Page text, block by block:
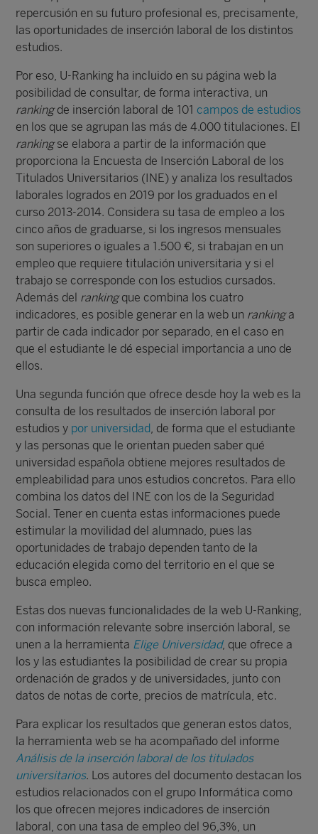
repercusión en su futuro profesional es, precisamente,
las oportunidades de inserción laboral de los distintos
estudios.
Por eso, U-Ranking ha incluido en su página web la
posibilidad de consultar, de forma interactiva, un
rankingde inserción laboral de 101 campos de estudios
en los que se agrupan las más de 4.000 titulaciones. El
rankingse elabora a partir de la información que
proporciona la Encuesta de Inserción Laboral de los
Titulados Universitarios (INE) y analiza los resultados
laborales logrados en 2019 por los graduados en el
curso 2013-2014. Considera su tasa de empleo a los
cinco años de graduarse, si los ingresos mensuales
son superiores o iguales a 1.500 €, si trabajan en un
empleo que requiere titulación universitaria y si el
trabajo se corresponde con los estudios cursados.
Además del rankingque combina los cuatro
indicadores, es posible generar en la web un rankinga
partir de cada indicador por separado, en el caso en
que el estudiante le dé especial importancia a uno de
ellos.
Una segunda función que ofrece desde hoy la web es la
consulta de los resultados de inserción laboral por
estudios y por universidad, de forma que el estudiante
y las personas que le orientan pueden saber qué
universidad española obtiene mejores resultados de
empleabilidad para unos estudios concretos. Para ello
combina los datos del INE con los de la Seguridad
Social. Tener en cuenta estas informaciones puede
estimular la movilidad del alumnado, pues las
oportunidades de trabajo dependen tanto de la
educación elegida como del territorio en el que se
busca empleo.
Estas dos nuevas funcionalidades de la web U-Ranking,
con información relevante sobre inserción laboral, se
unen a la herramienta Elige Universidad, que ofrece a
los y las estudiantes la posibilidad de crear su propia
ordenación de grados y de universidades, junto con
datos de notas de corte, precios de matrícula, etc.
Para explicar los resultados que generan estos datos,
la herramienta web se ha acompañado del informe
Análisis de la inserción laboral de los titulados
universitarios. Los autores del documento destacan los
estudios relacionados con el grupo Informática como
los que ofrecen mejores indicadores de inserción
laboral, con una tasa de empleo del 96,3%, un